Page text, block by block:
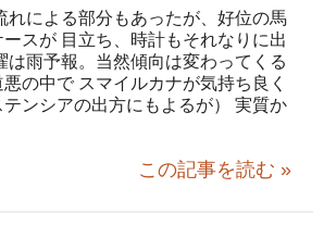
れによる部分もあったが、好位の馬
スが 目立ち、時計もそれなりに出
は雨予報。当然傾向は変わってくる
の中で スマイルカナが気持ち良く
ンシアの出方にもよるが） 実質か
この記事を読む »